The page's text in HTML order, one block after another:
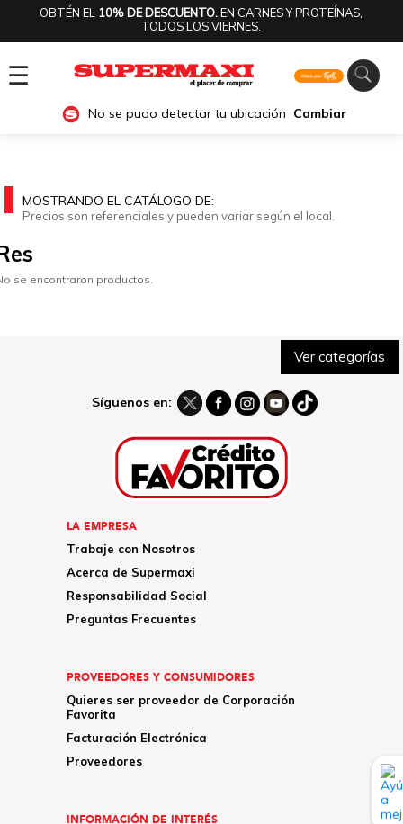
OBTÉN EL 10% DE DESCUENTO.EN CARNES Y PROTEÍNAS,
TODOS LOS VIERNES.
☰
No se pudo detectar tu ubicación Cambiar
Ver categorías
MOSTRANDO EL CATÁLOGO DE:
Precios son referenciales y pueden variar según el local.
se encontraron productos.
Síguenos en:
LA EMPRESA
Trabaje con Nosotros
Acerca de Supermaxi
Responsabilidad Social
Preguntas Frecuentes
PROVEEDORES Y CONSUMIDORES
Quieres ser proveedor de Corporación
Favorita
Facturación Electrónica
Proveedores
INFORMACIÓN DE INTERÉS